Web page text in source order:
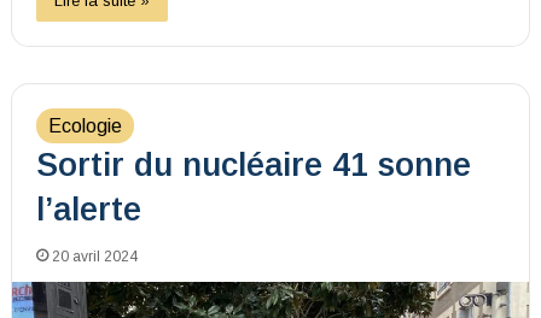
Ecologie
Sortir du nucléaire 41 sonne
l’alerte
20 avril 2024